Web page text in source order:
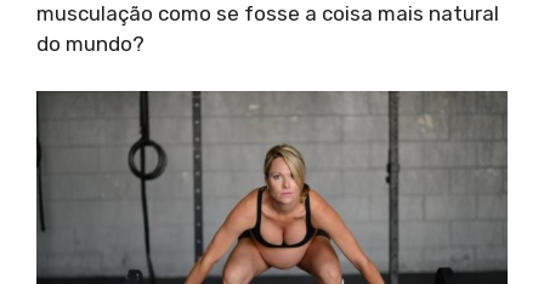
musculação como se fosse a coisa mais natural
do mundo?